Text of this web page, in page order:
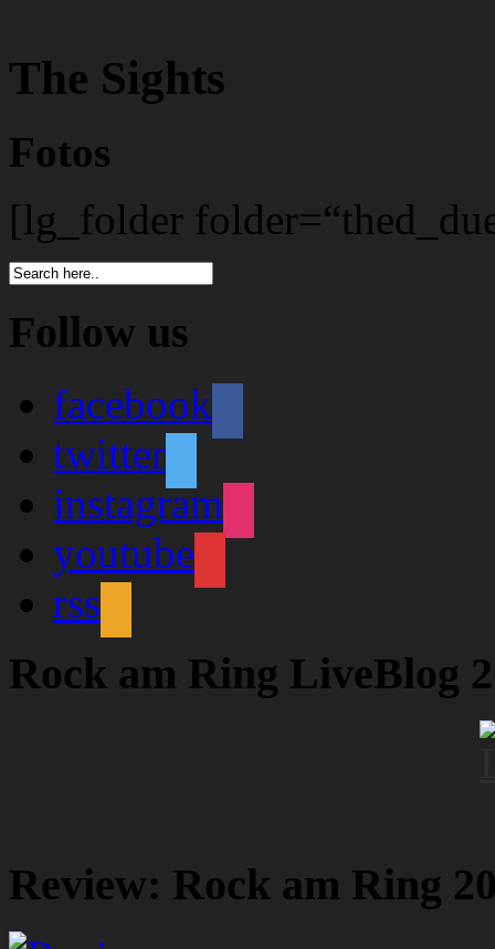
The Sights
Fotos
[lg_folder
Follow us
facebook
twitter
instagram
youtube
rss
Rock am Ring LiveBlog
Review: Rock am Ring